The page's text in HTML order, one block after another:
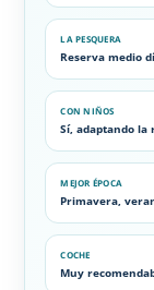
LA PESQUERA
Reserva medio
CON NIÑOS
Sí, adaptando la
MEJOR ÉPOCA
Primavera,
COCHE
Muy